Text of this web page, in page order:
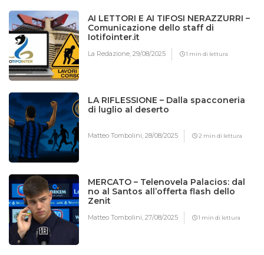
AI LETTORI E AI TIFOSI NERAZZURRI –
Comunicazione dello staff di
Iotifointer.it
La Redazione,29/08/2025 1 min di lettura
LA RIFLESSIONE – Dalla spacconeria
di luglio al deserto
Matteo Tombolini,28/08/2025 2 min di lettura
MERCATO – Telenovela Palacios: dal
no al Santos all’offerta flash dello
Zenit
Matteo Tombolini,27/08/2025 1 min di lettura